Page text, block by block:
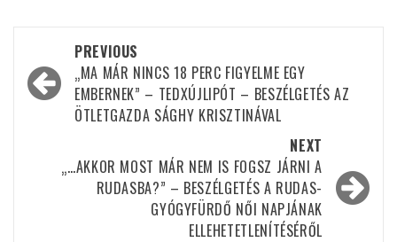
navigation
PREVIOUS
„MA MÁR NINCS 18 PERC FIGYELME EGY
EMBERNEK” – TEDXÚJLIPÓT – BESZÉLGETÉS AZ
ÖTLETGAZDA SÁGHY KRISZTINÁVAL
NEXT
„…AKKOR MOST MÁR NEM IS FOGSZ JÁRNI A
RUDASBA?” – BESZÉLGETÉS A RUDAS-
GYÓGYFÜRDŐ NŐI NAPJÁNAK
ELLEHETETLENÍTÉSÉRŐL